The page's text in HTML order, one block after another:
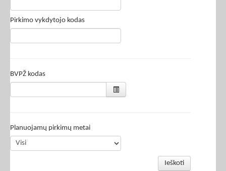
Pirkimo vykdytojo kodas
BVPŽ kodas
Planuojamų pirkimų metai
Ieškoti